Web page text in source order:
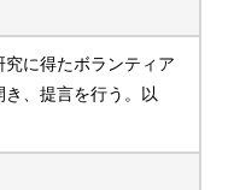
に得たボランティア
、提言を行う。以